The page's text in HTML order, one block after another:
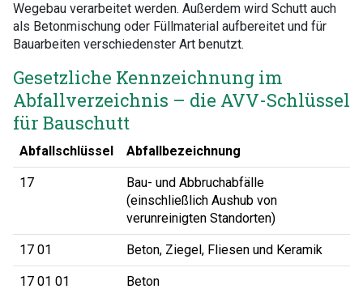
Wegebau verarbeitet werden. Außerdem wird Schutt auch
als Betonmischung oder Füllmaterial aufbereitet und für
Bauarbeiten verschiedenster Art benutzt.
Gesetzliche Kennzeichnung im
Abfallverzeichnis – die AVV-Schlüssel
für Bauschutt
Abfallschlüssel Abfallbezeichnung
17
Bau- und Abbruchabfälle
(einschließlich Aushub von
verunreinigten Standorten)
17 01 Beton, Ziegel, Fliesen und Keramik
17 01 01 Beton